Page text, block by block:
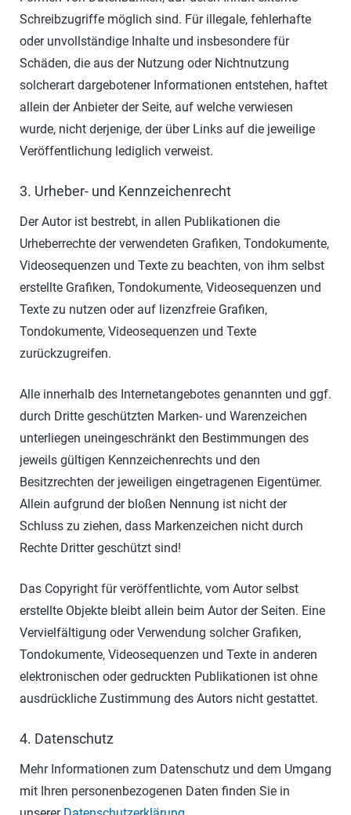
Schreibzugriffe möglich sind. Für illegale, fehlerhafte
oder unvollständige Inhalte und insbesondere für
Schäden, die aus der Nutzung oder Nichtnutzung
solcherart dargebotener Informationen entstehen, haftet
allein der Anbieter der Seite, auf welche verwiesen
wurde, nicht derjenige, der über Links auf die jeweilige
Veröffentlichung lediglich verweist.
3. Urheber- und Kennzeichenrecht
Der Autor ist bestrebt, in allen Publikationen die
Urheberrechte der verwendeten Grafiken, Tondokumente,
Videosequenzen und Texte zu beachten, von ihm selbst
erstellte Grafiken, Tondokumente, Videosequenzen und
Texte zu nutzen oder auf lizenzfreie Grafiken,
Tondokumente, Videosequenzen und Texte
zurückzugreifen.
Alle innerhalb des Internetangebotes genannten und ggf.
durch Dritte geschützten Marken- und Warenzeichen
unterliegen uneingeschränkt den Bestimmungen des
jeweils gültigen Kennzeichenrechts und den
Besitzrechten der jeweiligen eingetragenen Eigentümer.
Allein aufgrund der bloßen Nennung ist nicht der
Schluss zu ziehen, dass Markenzeichen nicht durch
Rechte Dritter geschützt sind!
Das Copyright für veröffentlichte, vom Autor selbst
erstellte Objekte bleibt allein beim Autor der Seiten. Eine
Vervielfältigung oder Verwendung solcher Grafiken,
Tondokumente, Videosequenzen und Texte in anderen
elektronischen oder gedruckten Publikationen ist ohne
ausdrückliche Zustimmung des Autors nicht gestattet.
4. Datenschutz
Mehr Informationen zum Datenschutz und dem Umgang
mit Ihren personenbezogenen Daten finden Sie in